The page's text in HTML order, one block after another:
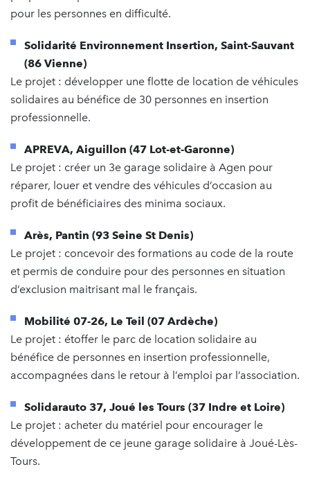
pour les personnes en difficulté.
Solidarité Environnement Insertion, Saint-Sauvant
(86 Vienne)
Le projet : développer une flotte de location de véhicules
solidaires au bénéfice de 30 personnes en insertion
professionnelle.
APREVA, Aiguillon (47 Lot-et-Garonne)
Le projet : créer un 3e garage solidaire à Agen pour
réparer, louer et vendre des véhicules d’occasion au
profit de bénéficiaires des minima sociaux.
Arès, Pantin (93 Seine St Denis)
Le projet : concevoir des formations au code de la route
et permis de conduire pour des personnes en situation
d’exclusion maitrisant mal le français.
Mobilité 07-26, Le Teil (07 Ardèche)
Le projet : étoffer le parc de location solidaire au
bénéfice de personnes en insertion professionnelle,
accompagnées dans le retour à l’emploi par l’association.
Solidarauto 37, Joué les Tours (37 Indre et Loire)
Le projet : acheter du matériel pour encourager le
développement de ce jeune garage solidaire à Joué-Lès-
Tours.